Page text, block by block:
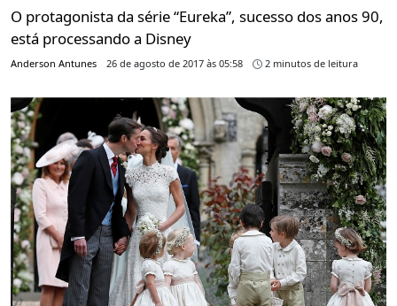
O protagonista da série “Eureka”, sucesso dos anos 90,
está processando a Disney
Anderson Antunes 26 de agosto de 2017 às 05:58 2 minutos de leitura